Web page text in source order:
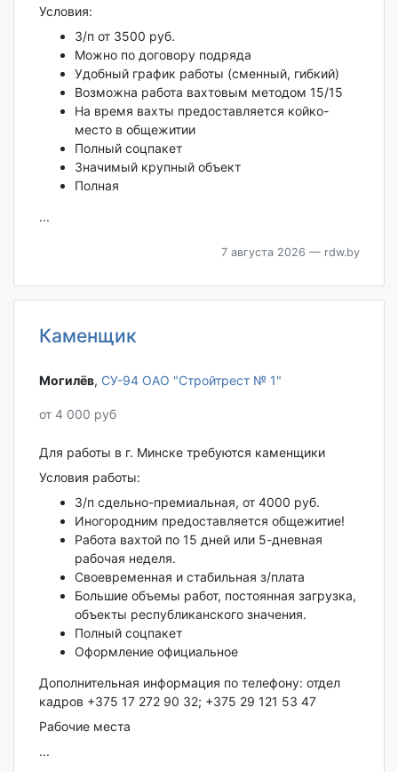
Условия:
З/п от 3500 руб.
Можно по договору подряда
Удобный график работы (сменный, гибкий)
Возможна работа вахтовым методом 15/15
На время вахты предоставляется койко-
место в общежитии
Полный соцпакет
Значимый крупный объект
Полная
...
7 августа 2026 — rdw.by
Каменщик
Могилёв‎, СУ-94 ОАО "Стройтрест № 1"
от 4 000 руб
Для работы в г. Минске требуются каменщики
Условия работы:
З/п сдельно-премиальная, от 4000 руб.
Иногородним предоставляется общежитие!
Работа вахтой по 15 дней или 5-дневная
рабочая неделя.
Своевременная и стабильная з/плата
Большие объемы работ, постоянная загрузка,
объекты республиканского значения.
Полный соцпакет
Оформление официальное
Дополнительная информация по телефону: отдел
кадров +375 17 272 90 32; +375 29 121 53 47
Рабочие места
...